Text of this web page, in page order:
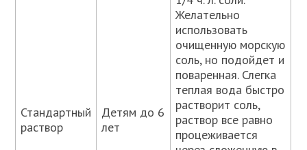
Стандартный
раствор
Детям до 6
лет
Желательно
использовать
очищенную морскую
соль, но подойдет и
поваренная. Слегка
теплая вода быстро
растворит соль,
раствор все равно
процеживается